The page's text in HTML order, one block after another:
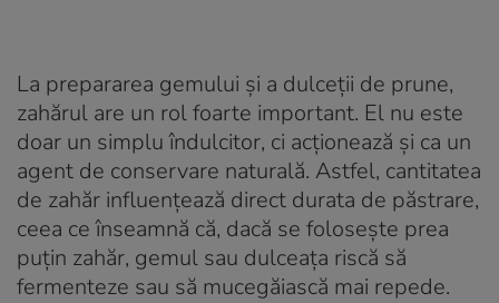
La prepararea gemului și a dulceții de prune,
zahărul are un rol foarte important. El nu este
doar un simplu îndulcitor, ci acționează și ca un
agent de conservare naturală. Astfel, cantitatea
de zahăr influențează direct durata de păstrare,
ceea ce înseamnă că, dacă se folosește prea
puțin zahăr, gemul sau dulceața riscă să
fermenteze sau să mucegăiască mai repede.